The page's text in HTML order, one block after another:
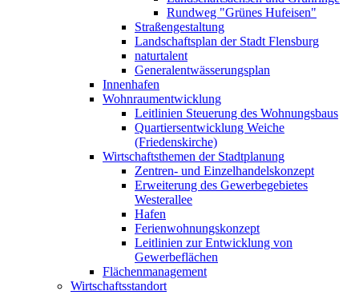
Rundweg "Grünes Hufeisen"
Straßengestaltung
Landschaftsplan der Stadt Flensburg
naturtalent
Generalentwässerungsplan
Innenhafen
Wohnraumentwicklung
Leitlinien Steuerung des Wohnungsbaus
Quartiersentwicklung Weiche
(Friedenskirche)
Wirtschaftsthemen der Stadtplanung
Zentren- und Einzelhandelskonzept
Erweiterung des Gewerbegebietes
Westerallee
Hafen
Ferienwohnungskonzept
Leitlinien zur Entwicklung von
Gewerbeflächen
Flächenmanagement
Wirtschaftsstandort